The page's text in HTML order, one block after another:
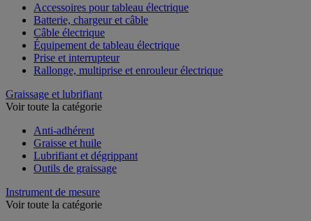
Accessoires pour tableau électrique
Batterie, chargeur et câble
Câble électrique
Équipement de tableau électrique
Prise et interrupteur
Rallonge, multiprise et enrouleur électrique
Graissage et lubrifiant
Voir toute la catégorie
Anti-adhérent
Graisse et huile
Lubrifiant et dégrippant
Outils de graissage
Instrument de mesure
Voir toute la catégorie